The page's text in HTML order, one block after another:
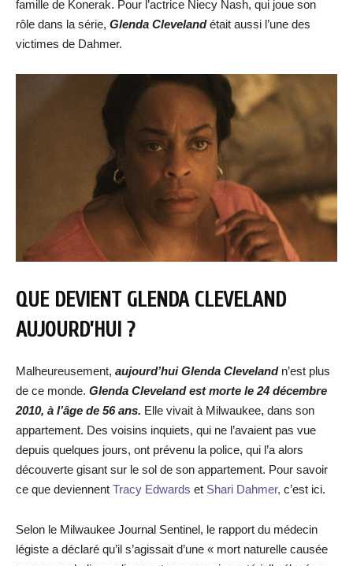
famille de Konerak. Pour l’actrice Niecy Nash, qui joue son
rôle dans la série, Glenda Clevelandétait aussi l’une des
victimes de Dahmer.
QUE DEVIENT GLENDA CLEVELAND
AUJOURD’HUI ?
Malheureusement, aujourd’hui Glenda Clevelandn’est plus
de ce monde. Glenda Cleveland est morte le 24 décembre
2010, à l’âge de 56 ans. Elle vivait à Milwaukee, dans son
appartement. Des voisins inquiets, qui ne l’avaient pas vue
depuis quelques jours, ont prévenu la police, qui l’a alors
découverte gisant sur le sol de son appartement. Pour savoir
ce que deviennent Tracy Edwards et Shari Dahmer, c’est ici.
Selon le Milwaukee Journal Sentinel, le rapport du médecin
légiste a déclaré qu’il s’agissait d’une « mort naturelle causée